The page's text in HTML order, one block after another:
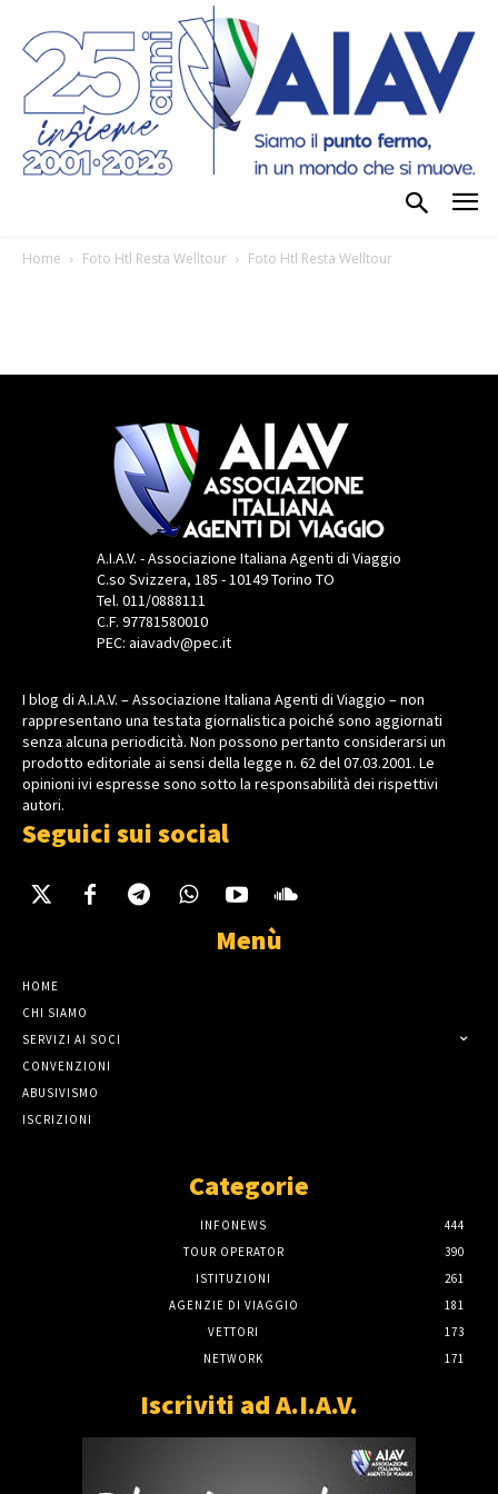
Home Foto Htl Resta Welltour Foto Htl Resta Welltour
A.I.A.V. - Associazione Italiana Agenti di Viaggio
C.so Svizzera, 185 - 10149 Torino TO
Tel. 011/0888111
C.F. 97781580010
PEC: aiavadv@pec.it
I blog di A.I.A.V. – Associazione Italiana Agenti di Viaggio – non
rappresentano una testata giornalistica poiché sono aggiornati
senza alcuna periodicità. Non possono pertanto considerarsi un
prodotto editoriale ai sensi della legge n. 62 del 07.03.2001. Le
opinioni ivi espresse sono sotto la responsabilità dei rispettivi
autori.
Seguici sui social
Menù
HOME
CHI SIAMO
SERVIZI AI SOCI
CONVENZIONI
ABUSIVISMO
ISCRIZIONI
Categorie
INFONEWS
444
TOUR OPERATOR
390
ISTITUZIONI
261
AGENZIE DI VIAGGIO
181
VETTORI
173
NETWORK
171
Iscriviti ad A.I.A.V.